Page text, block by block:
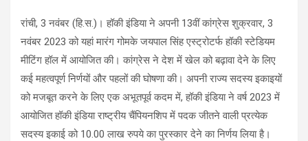
रांची, 3 नवंबर (हि.स.)। हॉकी इंडिया ने अपनी 13वीं कांग्रेस शुक्रवार, 3
नवंबर 2023 को यहां मारंग गोमके जयपाल सिंह एस्ट्रोटर्फ हॉकी स्टेडियम
मीटिंग हॉल में आयोजित की। कांग्रेस ने देश में खेल को बढ़ावा देने के लिए
कई महत्वपूर्ण निर्णयों और पहलों की घोषणा की। अपनी राज्य सदस्य इकाइयों
को मजबूत करने के लिए एक अभूतपूर्व कदम में, हॉकी इंडिया ने वर्ष 2023 में
आयोजित हॉकी इंडिया राष्ट्रीय चैंपियनशिप में पदक जीतने वाली प्रत्येक
सदस्य इकाई को 10.00 लाख रुपये का पुरस्कार देने का निर्णय लिया है।